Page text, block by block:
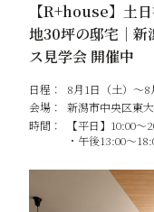
【R+house】土
地30坪の邸宅｜新
ス見学会 開催中
日程：
8月1日（土）～8
会場：
新潟市中央区東
時間：
【平日】10:00
・午後13:00～